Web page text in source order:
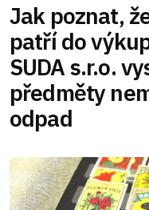
Jak poznat,
patří do
SUDA s.r.o.
předměty
odpad